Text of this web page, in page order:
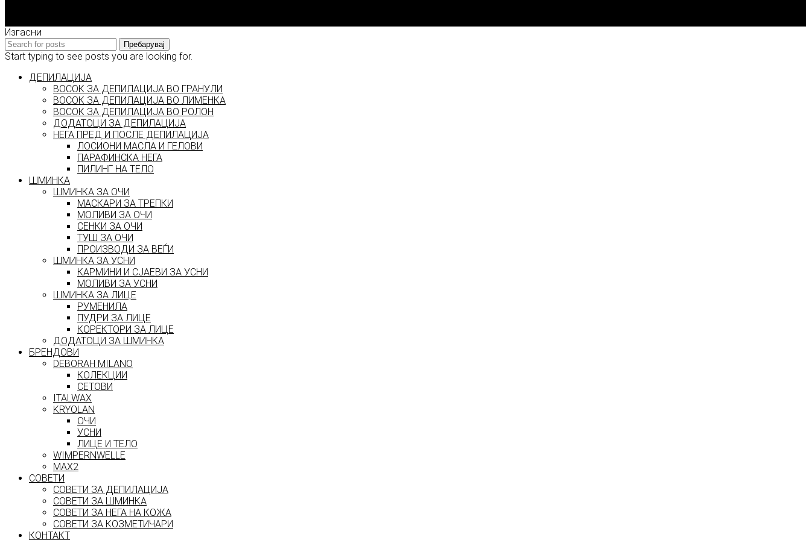
Изгасни
Пребарувај
Start typing to see posts you are looking for.
ДЕПИЛАЦИЈА
ВОСОК ЗА ДЕПИЛАЦИЈА ВО ГРАНУЛИ
ВОСОК ЗА ДЕПИЛАЦИЈА ВО ЛИМЕНКА
ВОСОК ЗА ДЕПИЛАЦИЈА ВО РОЛОН
ДОДАТОЦИ ЗА ДЕПИЛАЦИЈА
НЕГА ПРЕД И ПОСЛЕ ДЕПИЛАЦИЈА
ЛОСИОНИ МАСЛА И ГЕЛОВИ
ПАРАФИНСКА НЕГА
ПИЛИНГ НА ТЕЛО
ШМИНКА
ШМИНКА ЗА ОЧИ
МАСКАРИ ЗА ТРЕПКИ
МОЛИВИ ЗА ОЧИ
СЕНКИ ЗА ОЧИ
ТУШ ЗА ОЧИ
ПРОИЗВОДИ ЗА ВЕЃИ
ШМИНКА ЗА УСНИ
КАРМИНИ И СЈАЕВИ ЗА УСНИ
МОЛИВИ ЗА УСНИ
ШМИНКА ЗА ЛИЦЕ
РУМЕНИЛА
ПУДРИ ЗА ЛИЦЕ
КОРЕКТОРИ ЗА ЛИЦЕ
ДОДАТОЦИ ЗА ШМИНКА
БРЕНДОВИ
DEBORAH MILANO
КОЛЕКЦИИ
СЕТОВИ
ITALWAX
KRYOLAN
ОЧИ
УСНИ
ЛИЦЕ И ТЕЛО
WIMPERNWELLE
MAX2
СОВЕТИ
СОВЕТИ ЗА ДЕПИЛАЦИЈА
СОВЕТИ ЗА ШМИНКА
СОВЕТИ ЗА НЕГА НА КОЖА
СОВЕТИ ЗА КОЗМЕТИЧАРИ
КОНТАКТ